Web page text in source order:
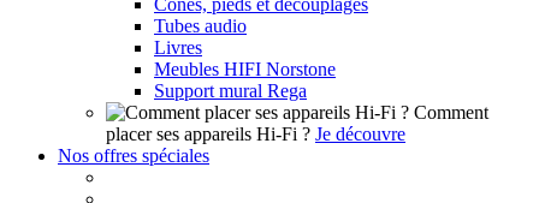
Tubes audio
Livres
Meubles HIFI Norstone
Support mural Rega
Comment
placer ses appareils Hi-Fi ? Je découvre
Nos offres spéciales